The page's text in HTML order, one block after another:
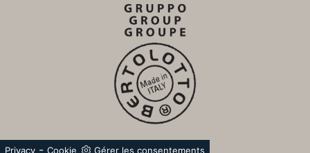
Privacy - Cookie Gérer les consentements